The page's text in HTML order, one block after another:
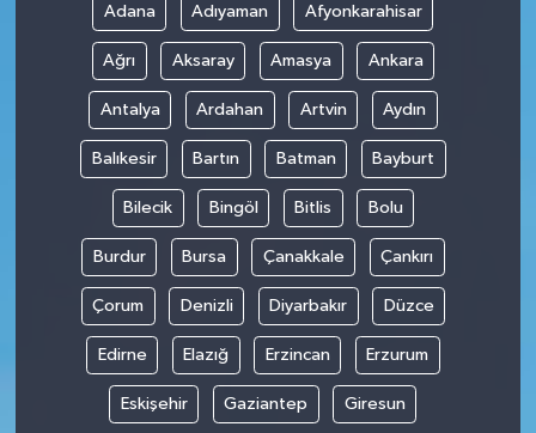
Adana Adıyaman Afyonkarahisar
Ağrı Aksaray Amasya Ankara
Antalya Ardahan Artvin Aydın
Balıkesir Bartın Batman Bayburt
Bilecik Bingöl Bitlis Bolu
Burdur Bursa Çanakkale Çankırı
Çorum Denizli Diyarbakır Düzce
Edirne Elazığ Erzincan Erzurum
Eskişehir Gaziantep Giresun